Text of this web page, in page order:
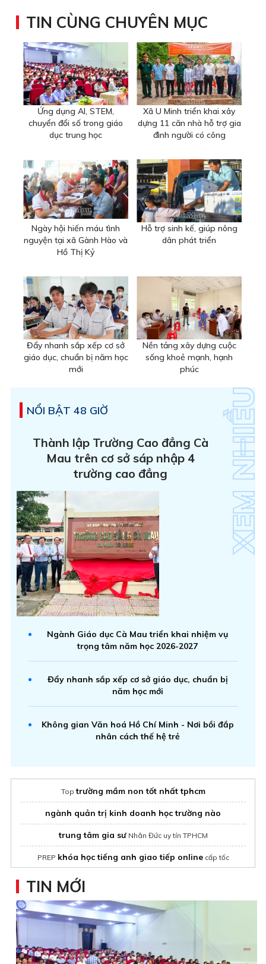
TIN CÙNG CHUYÊN MỤC
Ứng dụng AI, STEM,
chuyển đổi số trong giáo
dục trung học
Xã U Minh triển khai xây
dựng 11 căn nhà hỗ trợ gia
đình người có công
Ngày hội hiến máu tình
nguyện tại xã Gành Hào và
Hồ Thị Kỷ
Hỗ trợ sinh kế, giúp nông
dân phát triển
Đẩy nhanh sắp xếp cơ sở
giáo dục, chuẩn bị năm học
mới
Nền tảng xây dựng cuộc
sống khoẻ mạnh, hạnh
phúc
NỔI BẬT 48 GIỜ
Thành lập Trường Cao đẳng Cà
Mau trên cơ sở sáp nhập 4
trường cao đẳng
Ngành Giáo dục Cà Mau triển khai nhiệm vụ
trọng tâm năm học 2026-2027
Đẩy nhanh sắp xếp cơ sở giáo dục, chuẩn bị
năm học mới
Không gian Văn hoá Hồ Chí Minh - Nơi bồi đắp
nhân cách thế hệ trẻ
Toptrường mầm non tốt nhất tphcm
ngành quản trị kinh doanh học trường nào
trung tâm gia sưNhân Đức uy tín TPHCM
PREP khóa học tiếng anh giao tiếp onlinecấp tốc
Các ngành công nghệ thông tin
Visa du học Úc
Điều kiện du học Đức
TIN MỚI